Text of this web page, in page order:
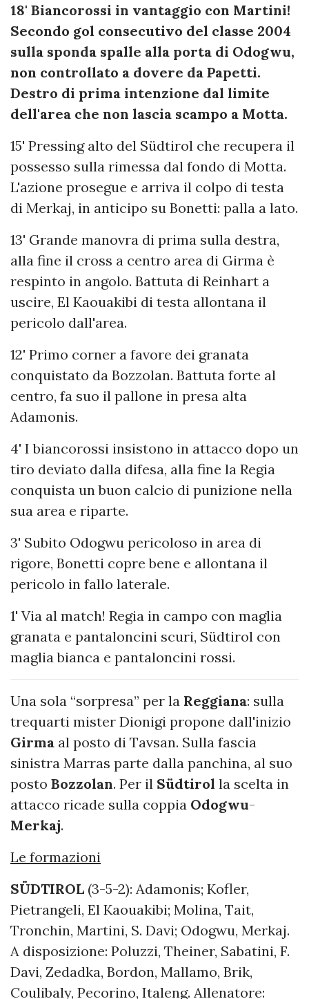
18' Biancorossi in vantaggio con Martini!
Secondo gol consecutivo del classe 2004
sulla sponda spalle alla porta di Odogwu,
non controllato a dovere da Papetti.
Destro di prima intenzione dal limite
dell'area che non lascia scampo a Motta.
15' Pressing alto del Südtirol che recupera il
possesso sulla rimessa dal fondo di Motta.
L'azione prosegue e arriva il colpo di testa
di Merkaj, in anticipo su Bonetti: palla a lato.
13' Grande manovra di prima sulla destra,
alla fine il cross a centro area di Girma è
respinto in angolo. Battuta di Reinhart a
uscire, El Kaouakibi di testa allontana il
pericolo dall'area.
12' Primo corner a favore dei granata
conquistato da Bozzolan. Battuta forte al
centro, fa suo il pallone in presa alta
Adamonis.
4' I biancorossi insistono in attacco dopo un
tiro deviato dalla difesa, alla fine la Regia
conquista un buon calcio di punizione nella
sua area e riparte.
3' Subito Odogwu pericoloso in area di
rigore, Bonetti copre bene e allontana il
pericolo in fallo laterale.
1' Via al match! Regia in campo con maglia
granata e pantaloncini scuri, Südtirol con
maglia bianca e pantaloncini rossi.
Una sola “sorpresa” per la Reggiana: sulla
trequarti mister Dionigi propone dall'inizio
Girma al posto di Tavsan. Sulla fascia
sinistra Marras parte dalla panchina, al suo
posto Bozzolan. Per il Südtirol la scelta in
attacco ricade sulla coppia Odogwu-
Merkaj.
Le formazioni
SÜDTIROL (3-5-2): Adamonis; Kofler,
Pietrangeli, El Kaouakibi; Molina, Tait,
Tronchin, Martini, S. Davi; Odogwu, Merkaj.
A disposizione: Poluzzi, Theiner, Sabatini, F.
Davi, Zedadka, Bordon, Mallamo, Brik,
Coulibaly, Pecorino, Italeng. Allenatore: